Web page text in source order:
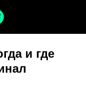
и где